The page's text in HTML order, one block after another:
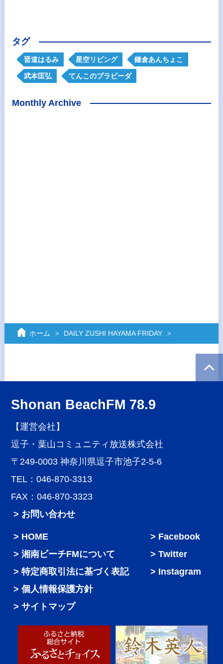
タグ
晋道はるみ 星空リビング 鎌倉あんちょこ
武本匡弘 てんこのプラビーダ
Monthly Archive
ホーム DAILY ZUSHI HAYAMA FRIDAY
Shonan BeachFM 78.9
【運営会社】
逗子・葉山コミュニティ放送株式会社
〒249-0003 神奈川県逗子市池子2-5-6
TEL：046-870-3313
FAX：046-870-3323
> お問い合わせ
HOME
湘南ビーチFMについて
特定商取引法に基づく表記
個人情報保護方針
サイトマップ
Facebook
Twitter
Instagram